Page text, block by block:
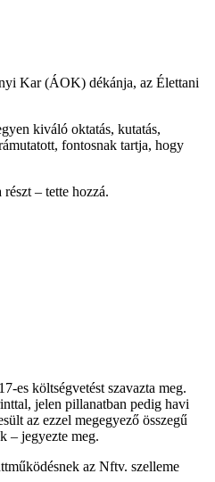
Kar (ÁOK) dékánja, az Élettani
kiváló oktatás, kutatás,
fontosnak tartja, hogy
– tette hozzá.
es költségvetést szavazta meg.
jelen pillanatban pedig havi
az ezzel megegyező összegű
– jegyezte meg.
az Nftv. szelleme